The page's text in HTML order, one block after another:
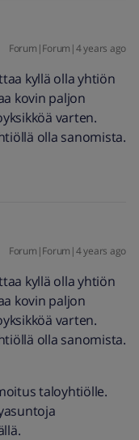
Forum|Forum|4 years ago
kyllä olla yhtiön
kovin paljon
varten.
olla sanomista.
Forum|Forum|4 years ago
kyllä olla yhtiön
kovin paljon
varten.
olla sanomista.
taloyhtiölle.